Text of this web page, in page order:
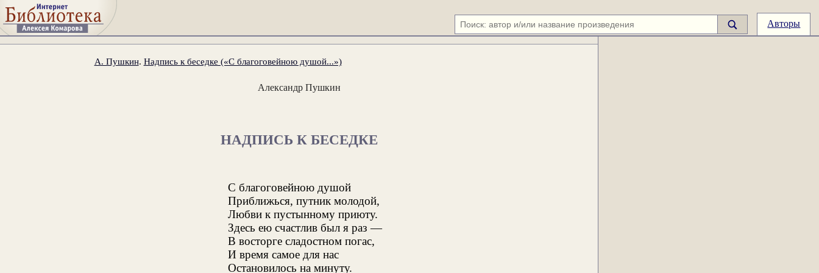
Авторы
А. Пушкин. Надпись к беседке («С благоговейною душой...»)
Александр Пушкин
НАДПИСЬ К БЕСЕДКЕ
С благоговейною душой
Приближься, путник молодой,
Любви к пустынному приюту.
Здесь ею счастлив был я раз —
В восторге сладостном погас,
И время самое для нас
Остановилось на минуту.